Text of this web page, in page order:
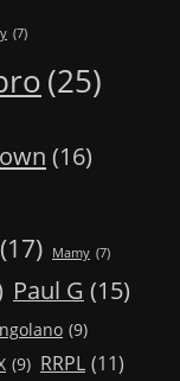
(7)
(25)
(16)
(17) Mamy (7)
Paul G (15)
(9)
(9) RRPL (11)